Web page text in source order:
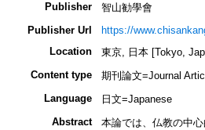
Publisher
智山勧學會
Publisher Url
https://
Location
東京, 日本 [Tokyo,
Content type
期刊論文=Journal
Language
日文=Japanese
Abstract
本論では、仏教の中